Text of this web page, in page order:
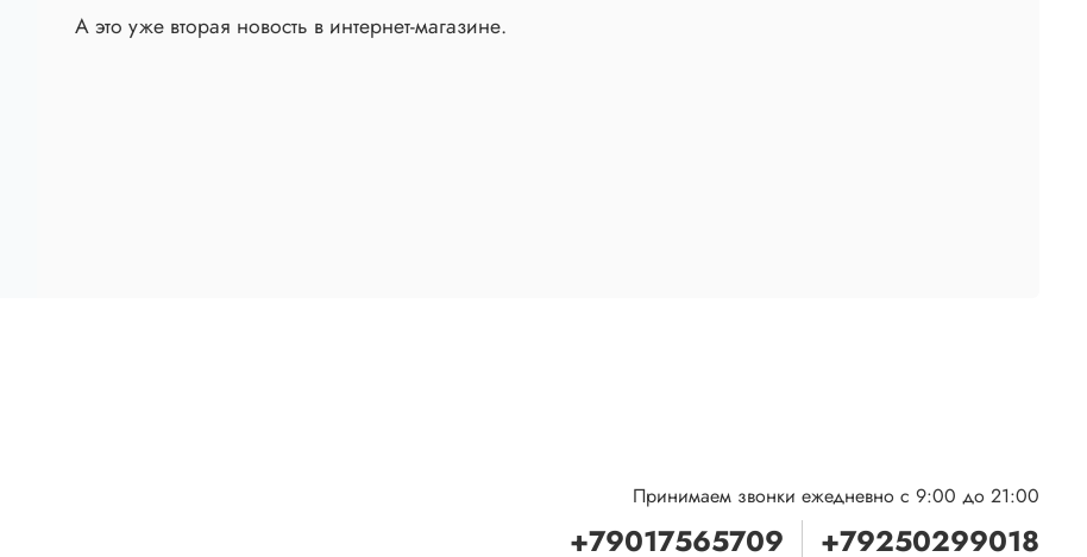
А это уже вторая новость в интернет-магазине.
Принимаем звонки ежедневно с 9:00 до 21:00
+79017565709 +79250299018